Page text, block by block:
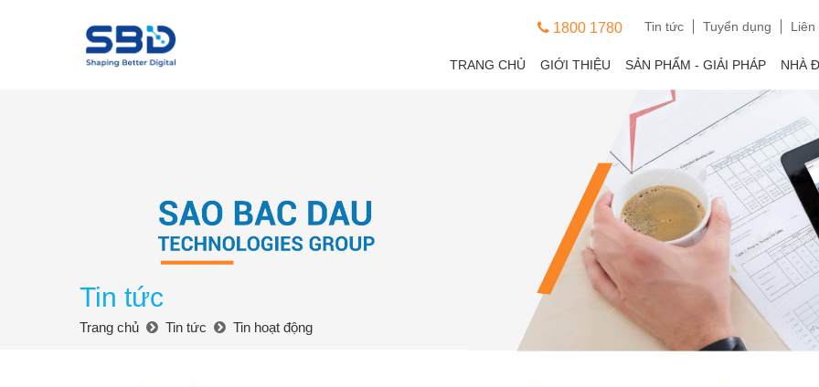
1800 1780 Tin tức Tuyển dụng Liên
TRANG CHỦ GIỚI THIỆU SẢN PHẨM - GIẢI PHÁP NHÀ
Tin tức
Trang chủ Tin tức Tin hoạt động